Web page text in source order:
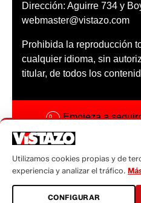
Dirección: Aguirre 734 y
webmaster@vistazo.com
Prohibida la reproducción
cualquier idioma, sin
titular, de todos los
Empieza a
Código ética
Sugerencias a:
Utilizamos cookies propias y de
experiencia y analizar el tráfico.
CONFIGURAR